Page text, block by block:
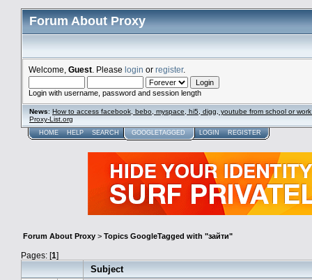
Forum About Proxy
Welcome, Guest . Please login or register.
Login with username, password and session length
News: How to access facebook, bebo, myspace, hi5, digg, youtube from school or
Proxy-List.org
HOME HELP SEARCH GOOGLETAGGED LOGIN REGISTER
Forum About Proxy > Topics GoogleTagged with "зайти"
Pages: [1]
Subject